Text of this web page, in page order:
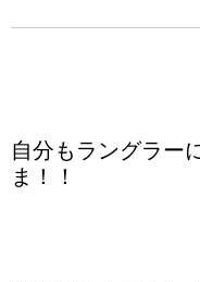
自分もラングラー
ま！！